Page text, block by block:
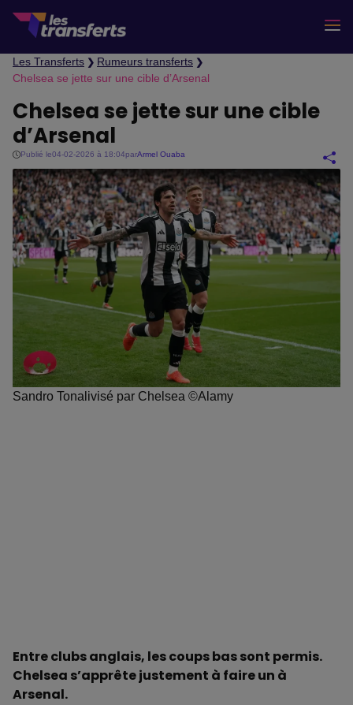
Les Transferts ❯ Rumeurs transferts ❯
Chelsea se jette sur une cible d’Arsenal
Chelsea se jette sur une cible
d’Arsenal
Publié le04-02-2026 à 18:04parArmel Ouaba
Sandro Tonalivisé par Chelsea ©Alamy
Entre clubs anglais, les coups bas sont permis.
Chelsea s’apprête justement à faire un à
Arsenal.